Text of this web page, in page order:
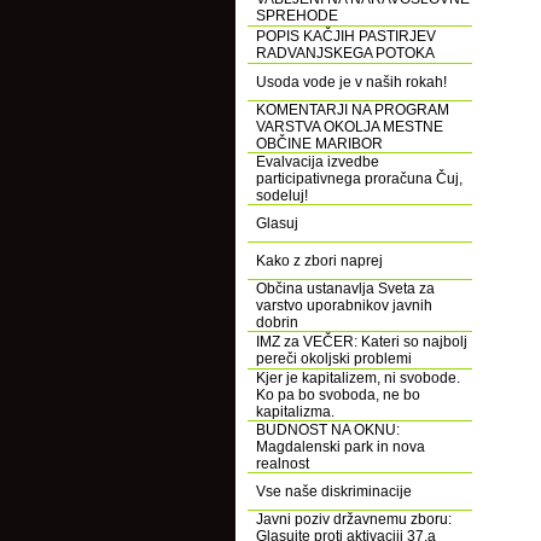
SPREHODE
POPIS KAČJIH PASTIRJEV
RADVANJSKEGA POTOKA
Usoda vode je v naših rokah!
KOMENTARJI NA PROGRAM
VARSTVA OKOLJA MESTNE
OBČINE MARIBOR
Evalvacija izvedbe
participativnega proračuna Čuj,
sodeluj!
Glasuj
Kako z zbori naprej
Občina ustanavlja Sveta za
varstvo uporabnikov javnih
dobrin
IMZ za VEČER: Kateri so najbolj
pereči okoljski problemi
Kjer je kapitalizem, ni svobode.
Ko pa bo svoboda, ne bo
kapitalizma.
BUDNOST NA OKNU:
Magdalenski park in nova
realnost
Vse naše diskriminacije
Javni poziv državnemu zboru:
Glasujte proti aktivaciji 37.a